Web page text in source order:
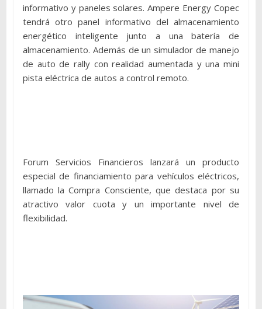
informativo y paneles solares. Ampere Energy Copec
tendrá otro panel informativo del almacenamiento
energético inteligente junto a una batería de
almacenamiento. Además de un simulador de manejo
de auto de rally con realidad aumentada y una mini
pista eléctrica de autos a control remoto.
Forum Servicios Financieros lanzará un producto
especial de financiamiento para vehículos eléctricos,
llamado la Compra Consciente, que destaca por su
atractivo valor cuota y un importante nivel de
flexibilidad.